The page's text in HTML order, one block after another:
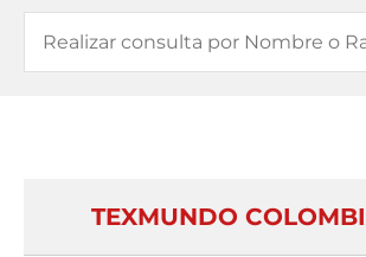
TEXMUNDO